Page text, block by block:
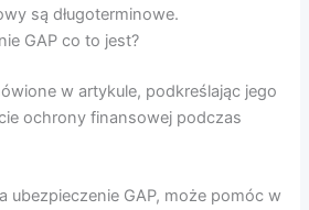
są długoterminowe.
GAP co to jest?
w artykule, podkreślając jego
ochrony finansowej podczas
ubezpieczenie GAP, może pomóc w